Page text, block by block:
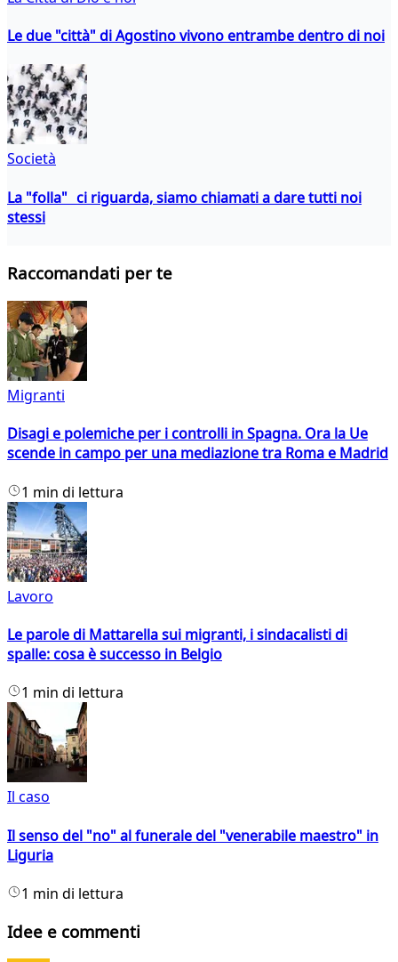
Le due "città" di Agostino vivono entrambe dentro di noi
Società
La "folla" ci riguarda, siamo chiamati a dare tutti noi
stessi
Raccomandati per te
Migranti
Disagi e polemiche per i controlli in Spagna. Ora la Ue
scende in campo per una mediazione tra Roma e Madrid
1 min di lettura
Lavoro
Le parole di Mattarella sui migranti, i sindacalisti di
spalle: cosa è successo in Belgio
1 min di lettura
Il caso
Il senso del "no" al funerale del "venerabile maestro" in
Liguria
1 min di lettura
Idee e commenti